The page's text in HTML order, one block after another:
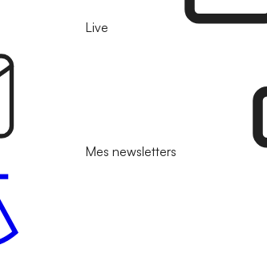
Live
Mes newsletters